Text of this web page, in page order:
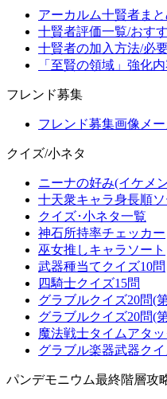
アーカルム十賢者まと
十賢者評価一覧/おす
十賢者の加入方法/必
「至賢の領域」強化
フレンド募集
フレンド募集画像メ
クイズ/小ネタ
ニーナの好み(イケメ
十天衆キャラ身長順
クイズ･小ネタ一覧
神石所持率チェッカー
巫女推しキャラソート
武器種当てクイズ10問
四騎士クイズ15問
グラブルクイズ20問(
グラブルクイズ20問(
魔法戦士タイムアタッ
グラブル楽器武器ク
パンデモニウム最終階層攻